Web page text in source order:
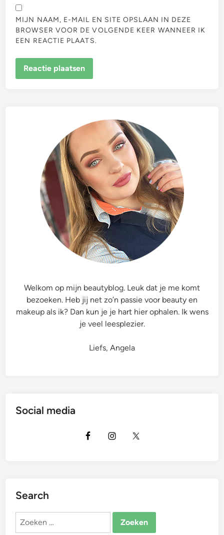
MIJN NAAM, E-MAIL EN SITE OPSLAAN IN DEZE
BROWSER VOOR DE VOLGENDE KEER WANNEER IK
EEN REACTIE PLAATS.
Welkom op mijn beautyblog. Leuk dat je me komt
bezoeken. Heb jij net zo’n passie voor beauty en
makeup als ik? Dan kun je je hart hier ophalen. Ik wens
je veel leesplezier.
Liefs, Angela
Social media
Search
Zoeken